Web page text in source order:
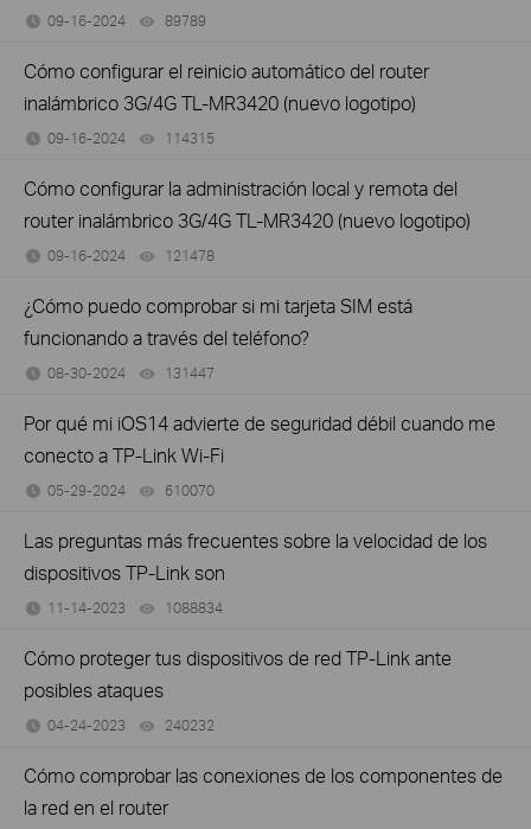
09-16-2024 89789
Cómo configurar el reinicio automático del router
inalámbrico 3G/4G TL-MR3420 (nuevo logotipo)
09-16-2024 114315
Cómo configurar la administración local y remota del
router inalámbrico 3G/4G TL-MR3420 (nuevo logotipo)
09-16-2024 121478
¿Cómo puedo comprobar si mi tarjeta SIM está
funcionando a través del teléfono?
08-30-2024 131447
Por qué mi iOS14 advierte de seguridad débil cuando me
conecto a TP-Link Wi-Fi
05-29-2024 610070
Las preguntas más frecuentes sobre la velocidad de los
dispositivos TP-Link son
11-14-2023 1088834
Cómo proteger tus dispositivos de red TP-Link ante
posibles ataques
04-24-2023 240232
Cómo comprobar las conexiones de los componentes de
la red en el router